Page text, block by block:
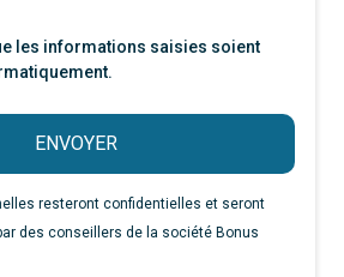
les informations saisies soient
ENVOYER
resteront confidentielles et seront
des conseillers de la société Bonus